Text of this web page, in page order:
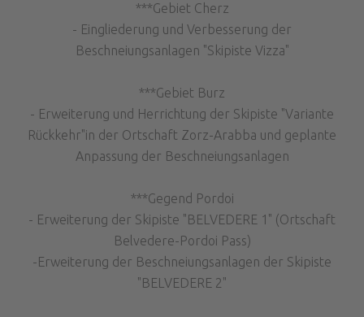
***Gebiet Cherz
- Eingliederung und Verbesserung der
Beschneiungsanlagen "Skipiste Vizza"
***Gebiet Burz
- Erweiterung und Herrichtung der Skipiste "Variante
Rückkehr"in der Ortschaft Zorz-Arabba und geplante
Anpassung der Beschneiungsanlagen
***Gegend Pordoi
- Erweiterung der Skipiste "BELVEDERE 1" (Ortschaft
Belvedere-Pordoi Pass)
-Erweiterung der Beschneiungsanlagen der Skipiste
"BELVEDERE 2"